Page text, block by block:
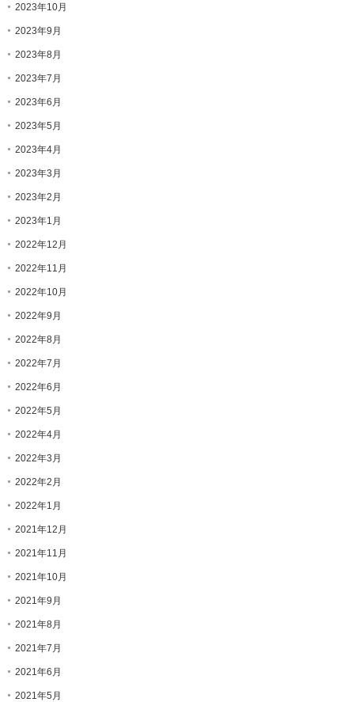
2023年10月
2023年9月
2023年8月
2023年7月
2023年6月
2023年5月
2023年4月
2023年3月
2023年2月
2023年1月
2022年12月
2022年11月
2022年10月
2022年9月
2022年8月
2022年7月
2022年6月
2022年5月
2022年4月
2022年3月
2022年2月
2022年1月
2021年12月
2021年11月
2021年10月
2021年9月
2021年8月
2021年7月
2021年6月
2021年5月